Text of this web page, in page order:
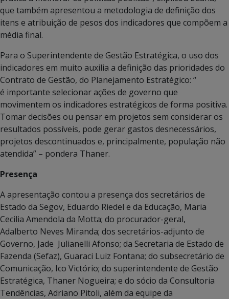
que também apresentou a metodologia de definição dos
itens e atribuição de pesos dos indicadores que compõem a
média final.
Para o Superintendente de Gestão Estratégica, o uso dos
indicadores em muito auxilia a definição das prioridades do
Contrato de Gestão, do Planejamento Estratégico: “
é importante selecionar ações de governo que
movimentem os indicadores estratégicos de forma positiva.
Tomar decisões ou pensar em projetos sem considerar os
resultados possíveis, pode gerar gastos desnecessários,
projetos descontinuados e, principalmente, população não
atendida” – pondera Thaner.
Presença
A apresentação contou a presença dos secretários de
Estado da Segov, Eduardo Riedel e da Educação, Maria
Cecilia Amendola da Motta; do procurador-geral,
Adalberto Neves Miranda; dos secretários-adjunto de
Governo, Jade Julianelli Afonso; da Secretaria de Estado de
Fazenda (Sefaz), Guaraci Luiz Fontana; do subsecretário de
Comunicação, Ico Victório; do superintendente de Gestão
Estratégica, Thaner Nogueira; e do sócio da Consultoria
Tendências, Adriano Pitoli, além da equipe da